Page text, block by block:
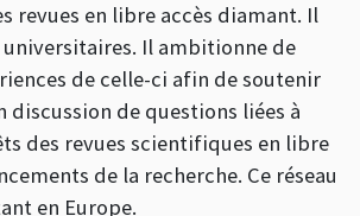
revues en libre accès diamant. Il
Il ambitionne de
de celle-ci afin de soutenir
de questions liées à
des revues scientifiques en libre
de la recherche. Ce réseau
en Europe.